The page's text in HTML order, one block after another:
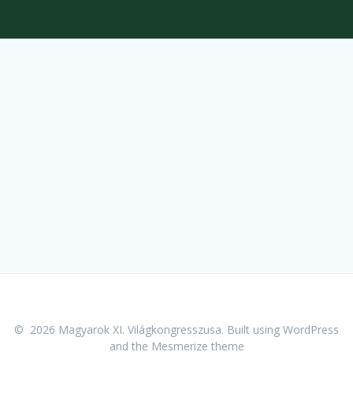
© 2026 Magyarok XI. Világkongresszusa. Built using WordPress
and the Mesmerize theme